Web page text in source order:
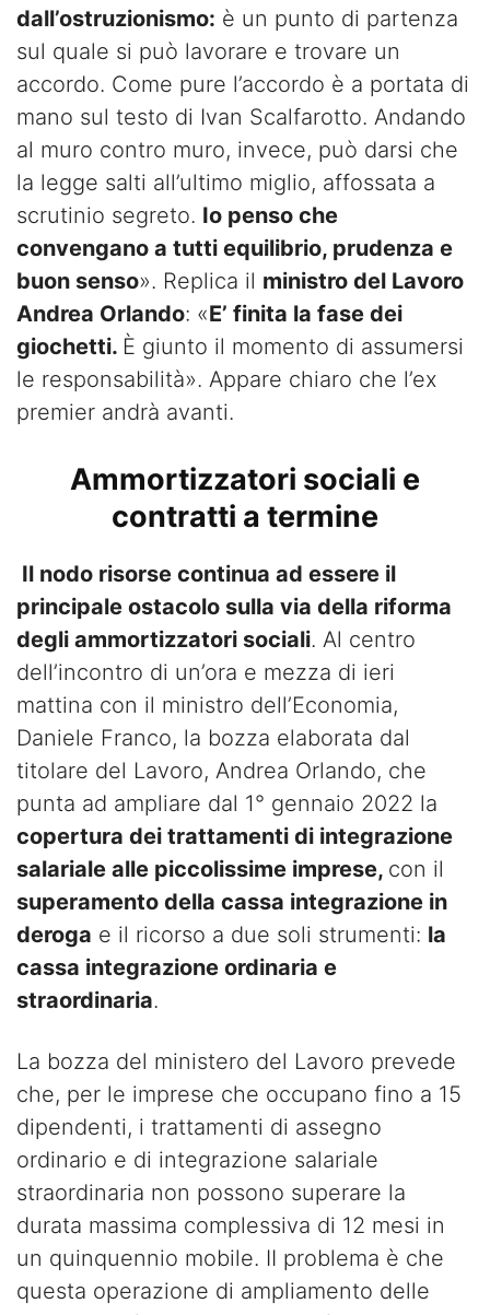
dall’ostruzionismo: è un punto di partenza
sul quale si può lavorare e trovare un
accordo. Come pure l’accordo è a portata di
mano sul testo di Ivan Scalfarotto. Andando
al muro contro muro, invece, può darsi che
la legge salti all’ultimo miglio, affossata a
scrutinio segreto. Io penso che
convengano a tutti equilibrio, prudenza e
buon senso». Replica il ministro del Lavoro
Andrea Orlando: «E’ finita la fase dei
giochetti. È giunto il momento di assumersi
le responsabilità». Appare chiaro che l’ex
premier andrà avanti.
Ammortizzatori sociali e
contratti a termine
Il nodo risorse continua ad essere il
principale ostacolo sulla via della riforma
degli ammortizzatori sociali. Al centro
dell’incontro di un’ora e mezza di ieri
mattina con il ministro dell’Economia,
Daniele Franco, la bozza elaborata dal
titolare del Lavoro, Andrea Orlando, che
punta ad ampliare dal 1° gennaio 2022 la
copertura dei trattamenti di integrazione
salariale alle piccolissime imprese, con il
superamento della cassa integrazione in
deroga e il ricorso a due soli strumenti: la
cassa integrazione ordinaria e
straordinaria.
La bozza del ministero del Lavoro prevede
che, per le imprese che occupano fino a 15
dipendenti, i trattamenti di assegno
ordinario e di integrazione salariale
straordinaria non possono superare la
durata massima complessiva di 12 mesi in
un quinquennio mobile. II problema è che
questa operazione di ampliamento delle